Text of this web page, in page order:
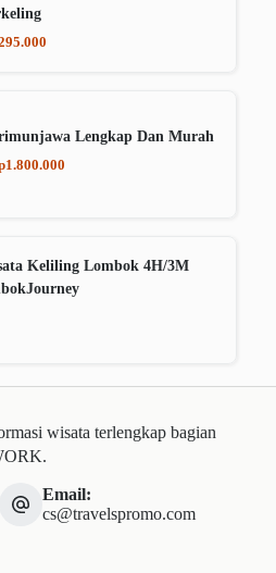
Lengkap Dan Murah
Keliling Lombok 4H/3M
wisata terlengkap bagian
Email:
cs@travelspromo.com